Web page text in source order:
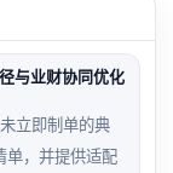
与业财协同优化
立即制单的典
单，并提供适配